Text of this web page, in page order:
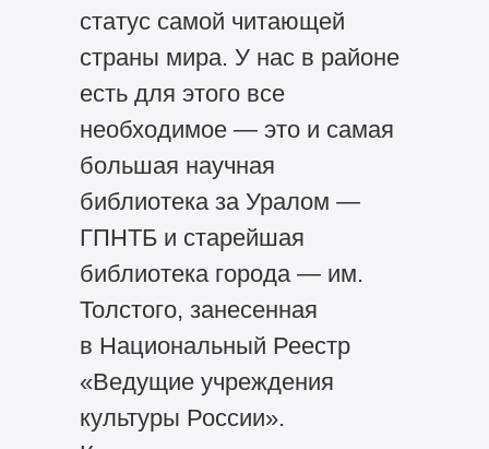
статус самой читающей
страны мира. У нас в районе
есть для этого все
необходимое — это и самая
большая научная
библиотека за Уралом —
ГПНТБ и старейшая
библиотека города — им.
Толстого, занесенная
в Национальный Реестр
«Ведущие учреждения
культуры России».